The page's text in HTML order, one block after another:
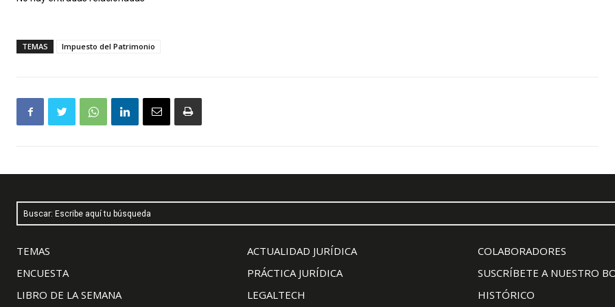
TEMAS Impuesto del Patrimonio
Buscar: Escribe aquí tu búsqueda
TEMAS
ENCUESTA
LIBRO DE LA SEMANA
ACTUALIDAD JURÍDICA
PRÁCTICA JURÍDICA
LEGALTECH
COLABORADORES
SUSCRÍBETE A NUESTRO
HISTÓRICO